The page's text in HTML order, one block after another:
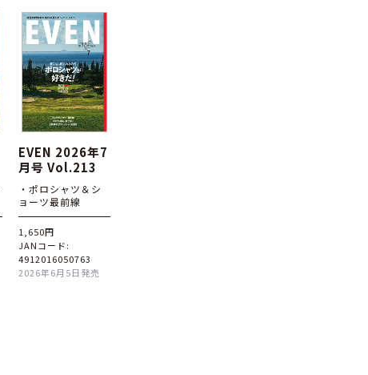
EVEN 2026年7
月号 Vol.213
・ポロシャツ＆シ
ョーツ最前線
1,650円
JANコード:
4912016050763
2026年6月5日発売